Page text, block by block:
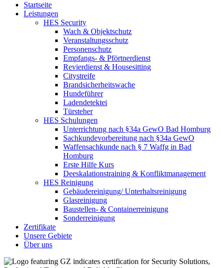
Startseite
Leistungen
HES Security
Wach & Objektschutz
Veranstaltungsschutz
Personenschutz
Empfangs- & Pförtnerdienst
Revierdienst & Housesitting
Citystreife
Brandsicherheitswache
Hundeführer
Ladendetektei
Türsteher
HES Schulungen
Unterrichtung nach §34a GewO Bad Homburg
Sachkundevorbereitung nach §34a GewO
Waffensachkunde nach § 7 Waffg in Bad
Homburg
Erste Hilfe Kurs
Deeskalationstraining & Konfliktmanagement
HES Reinigung
Gebäudereinigung/ Unterhaltsreinigung
Glasreinigung
Baustellen- & Containerreinigung
Sonderreinigung
Zertifikate
Unsere Gebiete
Über uns